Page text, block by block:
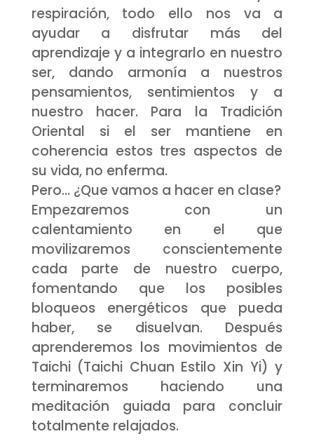
respiración, todo ello nos va a
ayudar a disfrutar más del
aprendizaje y a integrarlo en nuestro
ser, dando armonía a nuestros
pensamientos, sentimientos y a
nuestro hacer. Para la Tradición
Oriental si el ser mantiene en
coherencia estos tres aspectos de
su vida, no enferma.
Pero… ¿Que vamos a hacer en clase?
Empezaremos con un
calentamiento en el que
movilizaremos conscientemente
cada parte de nuestro cuerpo,
fomentando que los posibles
bloqueos energéticos que pueda
haber, se disuelvan. Después
aprenderemos los movimientos de
Taichi (Taichi Chuan Estilo Xin Yi) y
terminaremos haciendo una
meditación guiada para concluir
totalmente relajados.